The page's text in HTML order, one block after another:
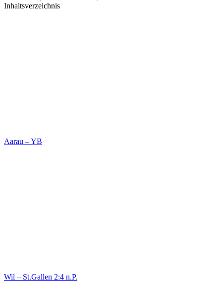
Inhaltsverzeichnis
Aarau – YB
Wil – St.Gallen 2:4 n.P.